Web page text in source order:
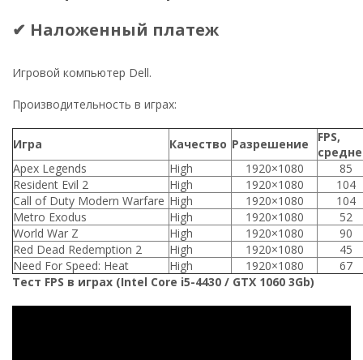
✔ Наложенный платеж
Игровой компьютер Dell.
Производительность в играх:
Игра Качество Разрешение
FPS,
Apex Legends
High 1920×1080
85
Resident Evil 2
High 1920×1080
104
Call of Duty Modern Warfare High 1920×1080
104
Metro Exodus
High 1920×1080
52
World War Z
High 1920×1080
90
Red Dead Redemption 2
High 1920×1080
45
Need For Speed: Heat
High 1920×1080
67
Тест FPS в играх (Intel Core i5-4430 / GTX 1060 3Gb)